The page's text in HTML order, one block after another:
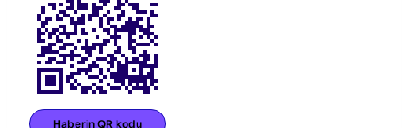
Haberin QR kodu